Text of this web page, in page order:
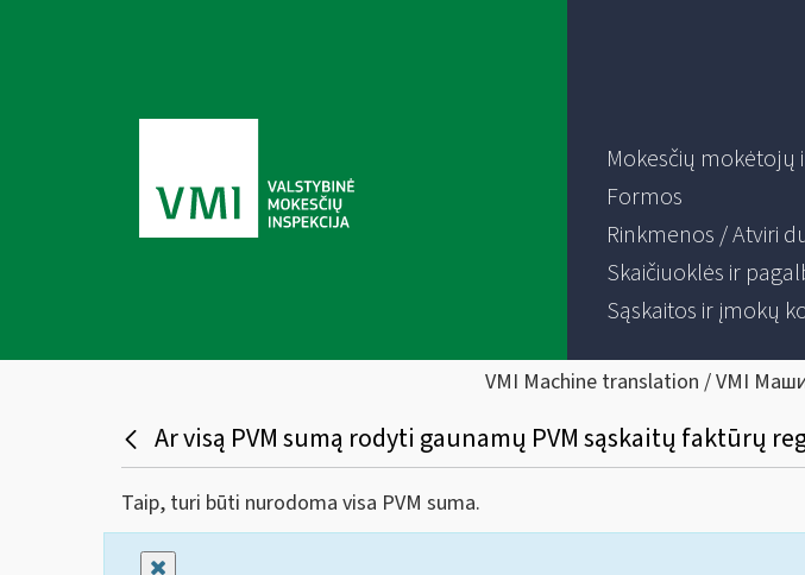
Mokesčių mokėtojų
Formos
Rinkmenos / Atviri
Skaičiuoklės ir
Sąskaitos ir įmokų
VMI Machine translation / VMI
Ar visą PVM sumą rodyti gaunamų PVM sąskaitų faktūrų
Taip, turi būti nurodoma visa PVM suma.